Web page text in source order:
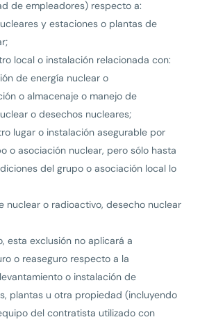
de empleadores) respecto a:
y estaciones o plantas de
local o instalación relacionada con:
de energía nuclear o
o almacenaje o manejo de
o desechos nucleares;
lugar o instalación asegurable por
o asociación nuclear, pero sólo hasta
del grupo o asociación local lo
nuclear o radioactivo, desecho nuclear
esta exclusión no aplicará a
o reaseguro respecto a la
o instalación de
plantas u otra propiedad (incluyendo
del contratista utilizado con